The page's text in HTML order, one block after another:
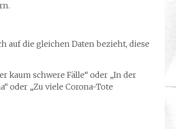
auf die gleichen Daten bezieht, diese
kaum schwere Fälle“ oder „In der
oder „Zu viele Corona-Tote